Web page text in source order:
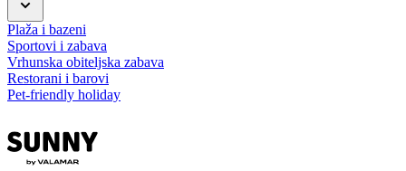
Plaža i bazeni
Sportovi i zabava
Vrhunska obiteljska zabava
Restorani i barovi
Pet-friendly holiday